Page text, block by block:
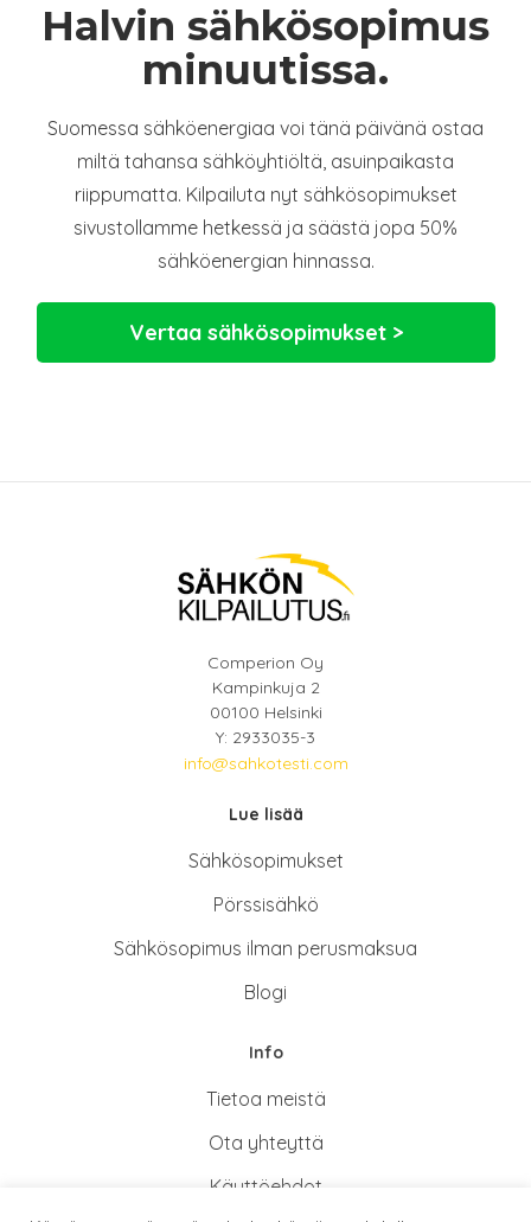
Halvin sähkösopimus
minuutissa.
Suomessa sähköenergiaa voi tänä päivänä ostaa
miltä tahansa sähköyhtiöltä, asuinpaikasta
riippumatta. Kilpailuta nyt sähkösopimukset
sivustollamme hetkessä ja säästä jopa 50%
sähköenergian hinnassa.
Vertaa sähkösopimukset >
Comperion Oy
Kampinkuja 2
00100 Helsinki
Y: 2933035-3
info@sahkotesti.com
Lue lisää
Sähkösopimukset
Pörssisähkö
Sähkösopimus ilman perusmaksua
Blogi
Info
Tietoa meistä
Ota yhteyttä
Käyttöehdot